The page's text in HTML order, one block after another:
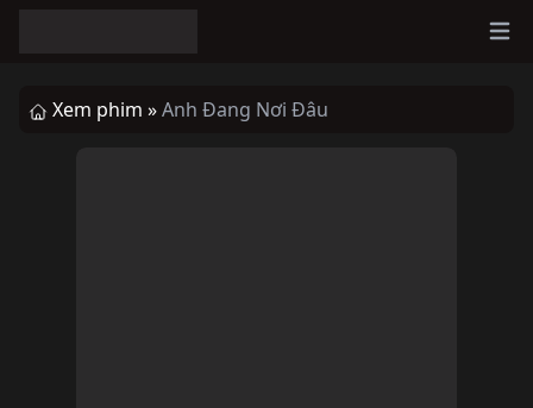
Xem phim »Anh Đang Nơi Đâu